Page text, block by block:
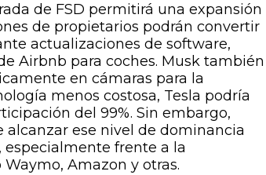
de FSD permitirá una expansión
de propietarios podrán convertir
actualizaciones de software,
Airbnb para coches. Musk también
en cámaras para la
menos costosa, Tesla podría
del 99%. Sin embargo,
ese nivel de dominancia
frente a la
Amazon y otras.